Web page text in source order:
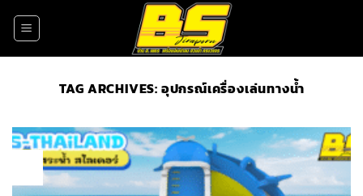
TAG ARCHIVES: อุปกรณ์เครื่องเล่นทางน้ำ